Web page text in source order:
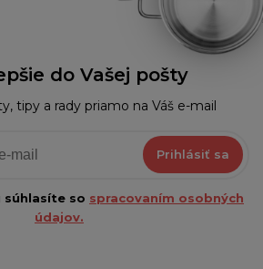
do Vašej pošty
tipy a rady priamo na Váš e-mail
Prihlásiť sa
súhlasíte so spracovaním osobných
údajov.